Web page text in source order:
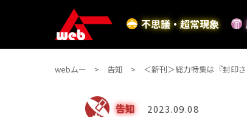
不思議・超常現象
webムー 告知 ＜新刊＞総力特集は『封印
告知 2023.09.08